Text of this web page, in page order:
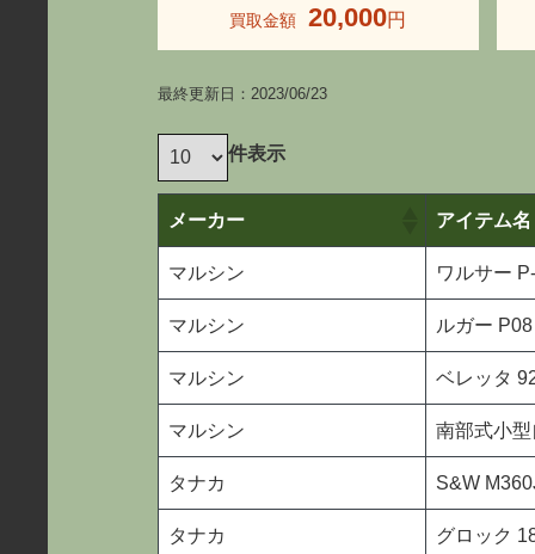
20,000
最終更新日：2023/06/23
件表示
メーカー アイテム
マルシン ワルサー
マルシン ルガー
マルシン ベレッタ
マルシン 南部式小
タナカ S&W
タナカ グロック